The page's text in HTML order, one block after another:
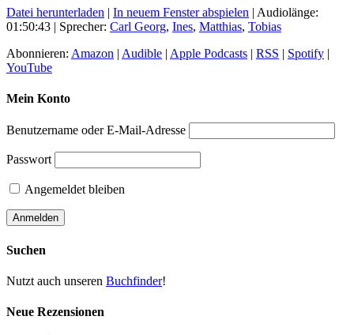
Datei herunterladen | In neuem Fenster abspielen | Audiolänge:
01:50:43 | Sprecher: Carl Georg, Ines, Matthias, Tobias
Abonnieren: Amazon | Audible | Apple Podcasts | RSS | Spotify |
YouTube
Mein Konto
Benutzername oder E-Mail-Adresse
Passwort
Angemeldet bleiben
Suchen
Nutzt auch unseren Buchfinder!
Neue Rezensionen